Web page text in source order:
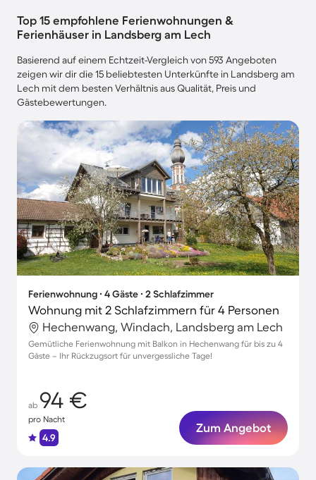
Top 15 empfohlene Ferienwohnungen &
Ferienhäuser in Landsberg am Lech
Basierend auf einem Echtzeit-Vergleich von 593 Angeboten
zeigen wir dir die 15 beliebtesten Unterkünfte in Landsberg am
Lech mit dem besten Verhältnis aus Qualität, Preis und
Gästebewertungen.
Ferienwohnung ∙ 4 Gäste ∙ 2 Schlafzimmer
Wohnung mit 2 Schlafzimmern für 4 Personen
Hechenwang, Windach, Landsberg am Lech
Gemütliche Ferienwohnung mit Balkon in Hechenwang für bis zu 4
Gäste – Ihr Rückzugsort für unvergessliche Tage!
ab 94 €
pro Nacht
4.9
Zum Angebot